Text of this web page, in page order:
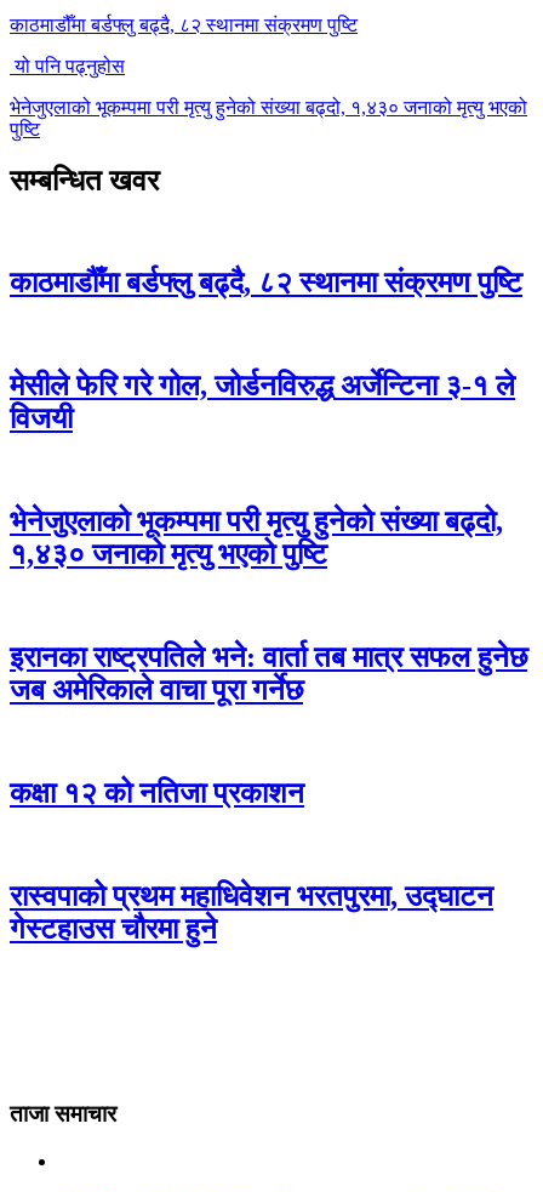
काठमाडौँमा बर्डफ्लु बढ्दै, ८२ स्थानमा संक्रमण पुष्टि
यो पनि पढ्नुहोस
भेनेजुएलाको भूकम्पमा परी मृत्यु हुनेको संख्या बढ्दो, १,४३० जनाको मृत्यु भएको
पुष्टि
सम्बन्धित खवर
काठमाडौँमा बर्डफ्लु बढ्दै, ८२ स्थानमा संक्रमण पुष्टि
मेसीले फेरि गरे गोल, जोर्डनविरुद्ध अर्जेन्टिना ३-१ ले
विजयी
भेनेजुएलाको भूकम्पमा परी मृत्यु हुनेको संख्या बढ्दो,
१,४३० जनाको मृत्यु भएको पुष्टि
इरानका राष्ट्रपतिले भने: वार्ता तब मात्र सफल हुनेछ
जब अमेरिकाले वाचा पूरा गर्नेछ
कक्षा १२ को नतिजा प्रकाशन
रास्वपाको प्रथम महाधिवेशन भरतपुरमा, उद्घाटन
गेस्टहाउस चौरमा हुने
ताजा समाचार